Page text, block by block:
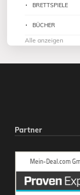
BRETTSPIELE
BÜCHER
Alle anzeigen
Partner